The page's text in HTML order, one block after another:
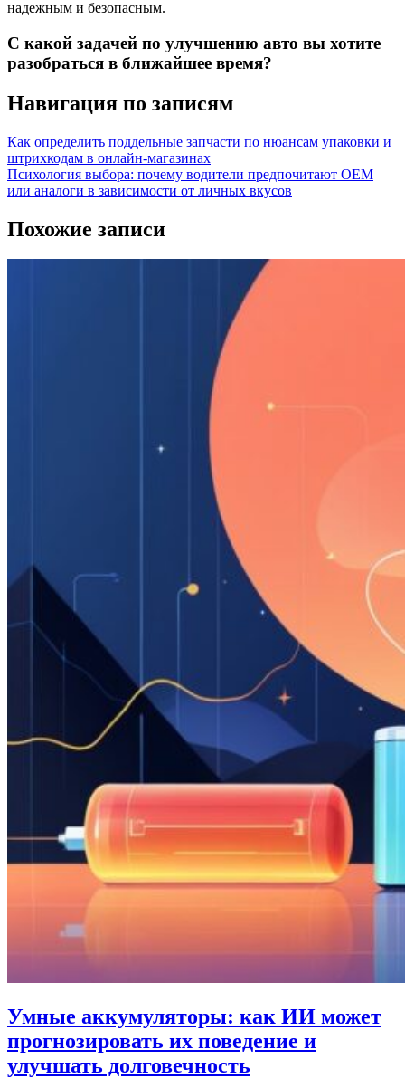
надежным и безопасным.
С какой задачей по улучшению авто вы хотите
разобраться в ближайшее время?
Навигация по записям
Как определить поддельные запчасти по нюансам упаковки и
штрихкодам в онлайн-магазинах
Психология выбора: почему водители предпочитают OEM
или аналоги в зависимости от личных вкусов
Похожие записи
Умные аккумуляторы: как ИИ может
прогнозировать их поведение и
улучшать долговечность